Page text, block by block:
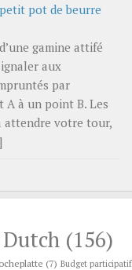
pot de beurre
gamine attifé
aux
par
à un point B. Les
attendre votre tour,
(156)
(7) Budget participatif